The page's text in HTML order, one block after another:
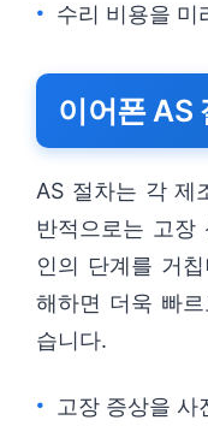
수리 비용을 미
이어폰 AS
AS 절차는 각 제
반적으로는 고장
인의 단계를 거
해하면 더욱 빠
습니다.
고장 증상을 사